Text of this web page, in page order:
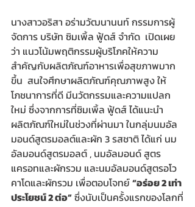
นางสาวอริสา อร่ามวัฒนานนท์ กรรมการผู้
จัดการ บริษัท ซิมเพิ้ล ฟู้ดส์ จำกัด  เปิดเผย
ว่า แนวโน้มพฤติกรรมผู้บริโภคให้ความ
สำคัญกับผลิตภัณฑ์อาหารเพื่อสุขภาพมาก
ขึ้น  สนใจศึกษาผลิตภัณฑ์คุณภาพสูง ให้
โภชนาการที่ดี มีนวัตกรรมและความแปลก
ใหม่ ซึ่งจากการที่ซิมเพิ้ล ฟู้ดส์ ได้แนะนำ
ผลิตภัณฑ์ใหม่ในช่วงที่ผ่านมา ในกลุ่มนมอัล
มอนด์สูตรมอลต์และผัก 3 รสชาติ ได้แก่ นม
อัลมอนด์สูตรมอลต์ , นมอัลมอนด์ สูตร
แครอทและผักรวม และนมอัลมอนด์สูตรอโว
คาโดและผักรวม เพื่อตอบโจทย์ “อร่อย 2 เท่า
ประโยชน์ 2 ต่อ” ซึ่งนับเป็นครั้งแรกของโลกที่